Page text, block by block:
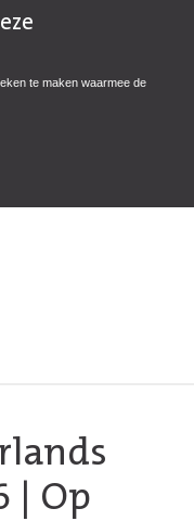
te maken waarmee de
| Op